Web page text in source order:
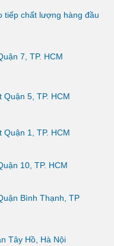
tiếp chất lượng hàng đầu
7, TP. HCM
5, TP. HCM
1, TP. HCM
10, TP. HCM
Bình Thạnh, TP
Tây Hồ, Hà Nội